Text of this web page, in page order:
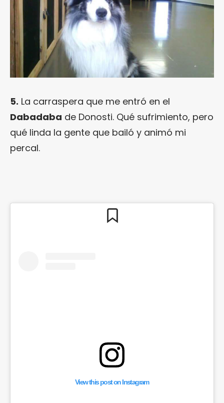
5. La carraspera que me entró en el
Dabadaba de Donosti. Qué sufrimiento, pero
qué linda la gente que bailó y animó mi
percal.
View this post on Instagram